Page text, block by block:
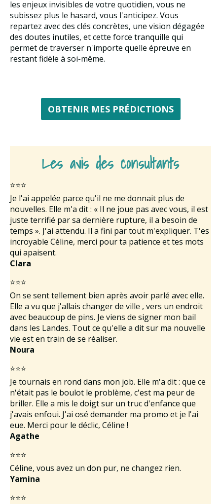
les enjeux invisibles de votre quotidien, vous ne
subissez plus le hasard, vous l'anticipez. Vous
repartez avec des clés concrètes, une vision dégagée
des doutes inutiles, et cette force tranquille qui
permet de traverser n'importe quelle épreuve en
restant fidèle à soi-même.
OBTENIR MES PRÉDICTIONS
Les avis des consultants
⭐⭐⭐
Je l'ai appelée parce qu'il ne me donnait plus de
nouvelles. Elle m'a dit : « Il ne joue pas avec vous, il est
juste terrifié par sa dernière rupture, il a besoin de
temps ». J'ai attendu. Il a fini par tout m'expliquer. T'es
incroyable Céline, merci pour ta patience et tes mots
qui apaisent.
Clara
⭐⭐⭐
On se sent tellement bien après avoir parlé avec elle.
Elle a vu que j'allais changer de ville , vers un endroit
avec beaucoup de pins. Je viens de signer mon bail
dans les Landes. Tout ce qu'elle a dit sur ma nouvelle
vie est en train de se réaliser.
Noura
⭐⭐⭐
Je tournais en rond dans mon job. Elle m'a dit : que ce
n'était pas le boulot le problème, c'est ma peur de
briller. Elle a mis le doigt sur un truc d'enfance que
j'avais enfoui. J'ai osé demander ma promo et je l'ai
eue. Merci pour le déclic, Céline !
Agathe
⭐⭐⭐
Céline, vous avez un don pur, ne changez rien.
Yamina
⭐⭐⭐